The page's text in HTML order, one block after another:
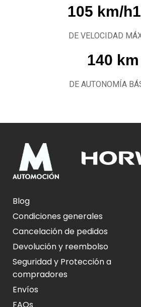
105 km/
DE VELOCIDAD
140 km
DE AUTONOMÍA
Blog
Condiciones generales
Cancelación de pedidos
Devolución y reembolso
Seguridad y Protección a
compradores
Envíos
FAQs